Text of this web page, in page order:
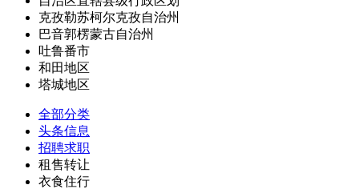
克孜勒苏柯尔克孜自治州
巴音郭楞蒙古自治州
吐鲁番市
和田地区
塔城地区
全部分类
头条信息
招聘求职
租售转让
衣食住行